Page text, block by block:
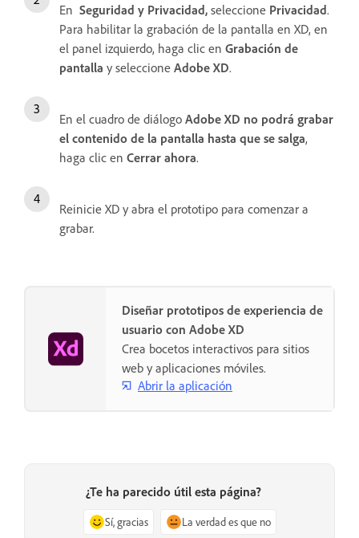
En Seguridad y Privacidad, seleccione Privacidad.
Para habilitar la grabación de la pantalla en XD, en
el panel izquierdo, haga clic en Grabación de
pantalla y seleccione Adobe XD.
En el cuadro de diálogo Adobe XD no podrá grabar
el contenido de la pantalla hasta que se salga,
haga clic en Cerrar ahora.
Reinicie XD y abra el prototipo para comenzar a
grabar.
Diseñar prototipos de experiencia de
usuario con Adobe XD
Crea bocetos interactivos para sitios
web y aplicaciones móviles.
Abrir la aplicación
¿Te ha parecido útil esta página?
Sí, gracias La verdad es que no